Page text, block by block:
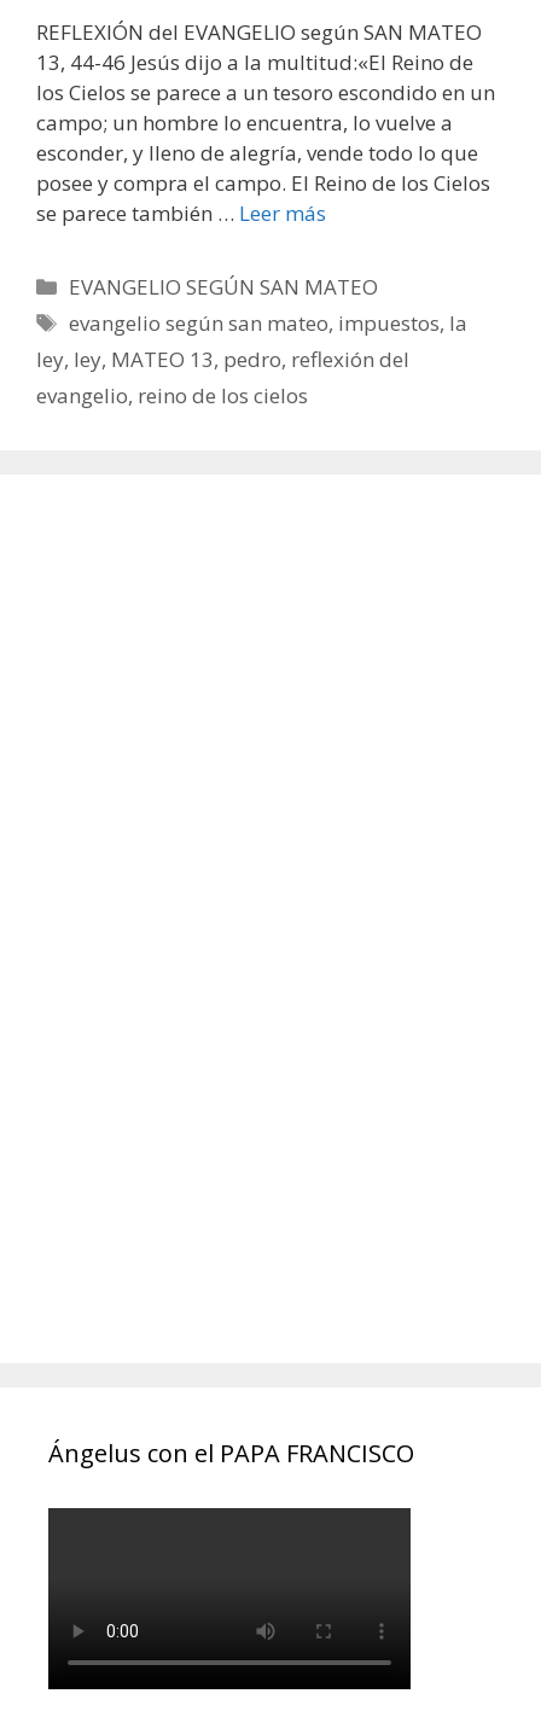
REFLEXIÓN del EVANGELIO según SAN MATEO
13, 44-46 Jesús dijo a la multitud:«El Reino de
los Cielos se parece a un tesoro escondido en un
campo; un hombre lo encuentra, lo vuelve a
esconder, y lleno de alegría, vende todo lo que
posee y compra el campo. El Reino de los Cielos
se parece también … Leer más
Categorías
EVANGELIO SEGÚN SAN MATEO
Etiquetas
evangelio según san mateo, impuestos, la
ley, ley, MATEO 13, pedro, reflexión del
evangelio, reino de los cielos
Ángelus con el PAPA FRANCISCO